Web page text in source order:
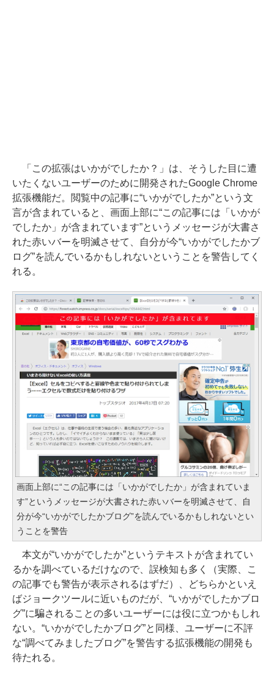
「この拡張はいかがでしたか？」は、そうした目に遭
いたくないユーザーのために開発されたGoogle Chrome
拡張機能だ。閲覧中の記事に“いかがでしたか”という文
言が含まれていると、画面上部に“この記事には「いかが
でしたか」が含まれています”というメッセージが大書さ
れた赤いバーを明滅させて、自分が今“いかがでしたかブ
ログ”を読んでいるかもしれないということを警告してく
れる。
画面上部に“この記事には「いかがでしたか」が含まれていま
す”というメッセージが大書された赤いバーを明滅させて、自
分が今“いかがでしたかブログ”を読んでいるかもしれないとい
うことを警告
本文が“いかがでしたか”というテキストが含まれてい
るかを調べているだけなので、誤検知も多く（実際、こ
の記事でも警告が表示されるはずだ）、どちらかといえ
ばジョークツールに近いものだが、“いかがでしたかブロ
グ”に騙されることの多いユーザーには役に立つかもしれ
ない。“いかがでしたかブログ”と同様、ユーザーに不評
な“調べてみましたブログ”を警告する拡張機能の開発も
待たれる。